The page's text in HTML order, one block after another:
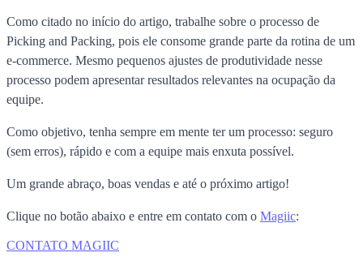
Como citado no início do artigo, trabalhe sobre o processo de
Picking and Packing, pois ele consome grande parte da rotina de um
e-commerce. Mesmo pequenos ajustes de produtividade nesse
processo podem apresentar resultados relevantes na ocupação da
equipe.
Como objetivo, tenha sempre em mente ter um processo: seguro
(sem erros), rápido e com a equipe mais enxuta possível.
Um grande abraço, boas vendas e até o próximo artigo!
Clique no botão abaixo e entre em contato com o Magiic:
CONTATO MAGIIC